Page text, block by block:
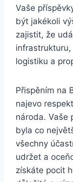
Vaše
být jakékoli
zajistit, že
logistiku a
Přispěním na
najevo
národa. Vaše
byla co
všechny
udržet a
získáte pocit